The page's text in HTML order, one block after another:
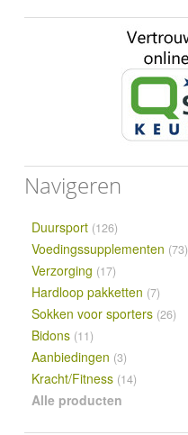
Navigeren
Duursport (126)
Voedingssupplementen (73)
Verzorging (17)
Hardloop pakketten (7)
Sokken voor sporters (26)
Bidons (11)
Aanbiedingen (3)
Kracht/Fitness (14)
Alle producten